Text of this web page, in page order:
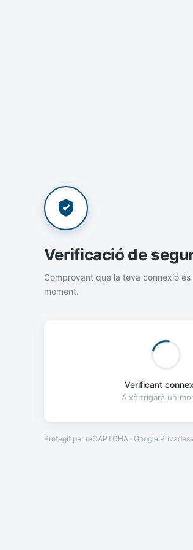
Verificació de
Comprovant que la teva connexió és
moment.
Verificant
Això trigarà un
Protegit per reCAPTCHA · Google Privadesa